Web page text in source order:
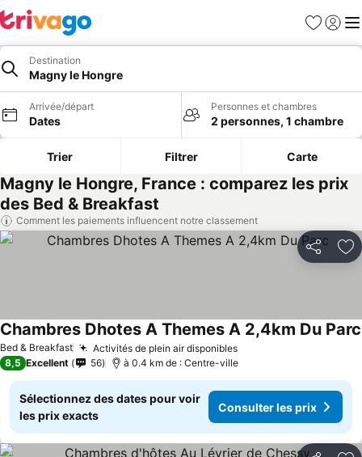
Favoris
Se
Destination
Magny le Hongre
Arrivée/départ
Dates
Personnes et chambres
2 personnes, 1 chambre
Trier Filtrer Carte
Magny le Hongre, France : comparez les prix
des Bed & Breakfast
Comment les paiements influencent notre classement
Partager
Bed & Breakfast Activités de plein air disponibles
Chambres Dhotes A Themes A 2,4km Du Parc
8,5 Excellent 56 à 0.4 km de : Centre-ville
Sélectionnez des dates pour voir
les prix exacts
Consulter les prix